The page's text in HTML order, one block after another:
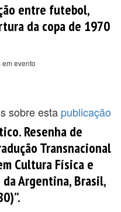
entre futebol,
da copa de 1970
evento
sobre esta publicação
Resenha de
Transnacional
Cultura Física e
da Argentina, Brasil,